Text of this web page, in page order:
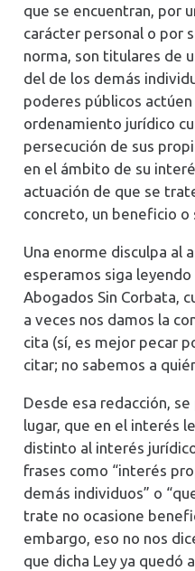
que se encuentran, por
carácter personal o por
norma, son titulares de
del de los demás
poderes públicos
ordenamiento jurídico
persecución de sus
en el ámbito de su
actuación de que se
concreto, un beneficio o
Una enorme disculpa al
esperamos siga
Abogados Sin Corbata,
a veces nos damos la
cita (sí, es mejor pecar
citar; no sabemos a
Desde esa redacción,
lugar, que en el interés
distinto al interés
frases como “interés
demás individuos” o
trate no ocasione
embargo, eso no nos
que dicha Ley ya quedó